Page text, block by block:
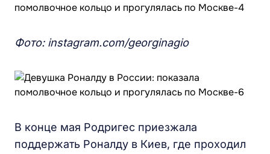
Фото: instagram.com/georginagio
В конце мая Родригес приезжала
поддержать Роналду в Киев, где проходил